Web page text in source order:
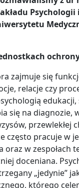
Psychologii
zajmuje się
relacje czy
się na diagnozie,
przewlekłej
często pracuje w
w zespołach
doceniana.
„jedynie”
którego